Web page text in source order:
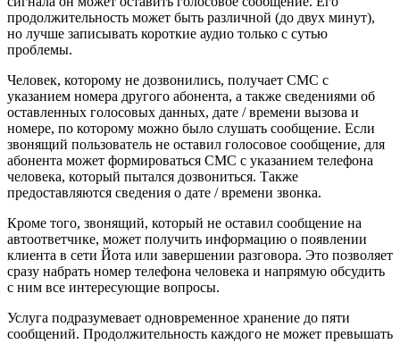
продолжительность может быть различной (до двух минут),
но лучше записывать короткие аудио только с сутью
проблемы.
Человек, которому не дозвонились, получает СМС с
указанием номера другого абонента, а также сведениями об
оставленных голосовых данных, дате / времени вызова и
номере, по которому можно было слушать сообщение. Если
звонящий пользователь не оставил голосовое сообщение, для
абонента может формироваться СМС с указанием телефона
человека, который пытался дозвониться. Также
предоставляются сведения о дате / времени звонка.
Кроме того, звонящий, который не оставил сообщение на
автоответчике, может получить информацию о появлении
клиента в сети Йота или завершении разговора. Это позволяет
сразу набрать номер телефона человека и напрямую обсудить
с ним все интересующие вопросы.
Услуга подразумевает одновременное хранение до пяти
сообщений. Продолжительность каждого не может превышать